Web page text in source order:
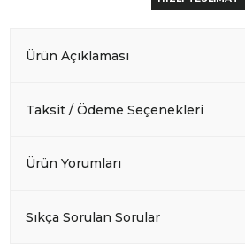
Ürün Açıklaması
Taksit / Ödeme Seçenekleri
Ürün Yorumları
Sıkça Sorulan Sorular